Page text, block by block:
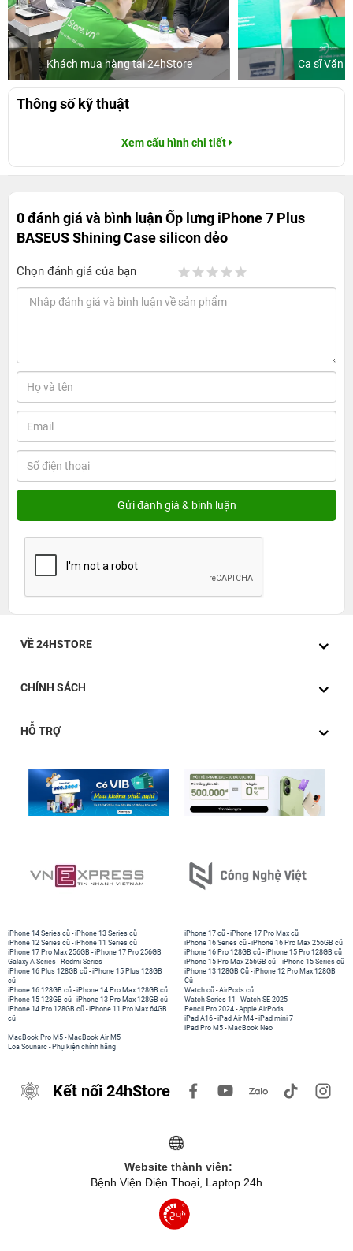
Khách mua hàng tại 24hStore Ca sĩ Văn
Thông số kỹ thuật
Xem cấu hình chi tiết
0 đánh giá và bình luậnỐp lưng iPhone 7 Plus
BASEUS Shining Case silicon dẻo
Chọn đánh giá của bạn
VỀ 24HSTORE
CHÍNH SÁCH
HỖ TRỢ
iPhone 14 Series cũ -iPhone 13 Series cũ
iPhone 12 Series cũ -iPhone 11 Series cũ
iPhone 17 Pro Max 256GB -iPhone 17 Pro 256GB
Galaxy A Series - Redmi Series
iPhone 17 cũ -iPhone 17 Pro Max cũ
iPhone 16 Series cũ - iPhone 16 Pro Max 256GB cũ
iPhone 16 Pro 128GB cũ -iPhone 15 Pro 128GB cũ
iPhone 15 Pro Max 256GB cũ - iPhone 15 Series cũ
iPhone 16 Plus 128GB cũ -iPhone 15 Plus 128GB
cũ
iPhone 16 128GB cũ -iPhone 14 Pro Max 128GB cũ
iPhone 15 128GB cũ -iPhone 13 Pro Max 128GB cũ
iPhone 14 Pro 128GB cũ -iPhone 11 Pro Max 64GB
cũ
iPhone 13 128GB Cũ -iPhone 12 Pro Max 128GB
Cũ
Watch cũ -AirPods cũ
Watch Series 11 -Watch SE 2025
Pencil Pro 2024 -Apple AirPods
iPad A16 -iPad Air M4 -iPad mini 7
iPad Pro M5 - MacBook Neo
MacBook Pro M5 - MacBook Air M5
Loa Sounarc - Phụ kiện chính hãng
Kết nối 24hStore
Website thành viên:
Bệnh Viện Điện Thoại, Laptop 24h